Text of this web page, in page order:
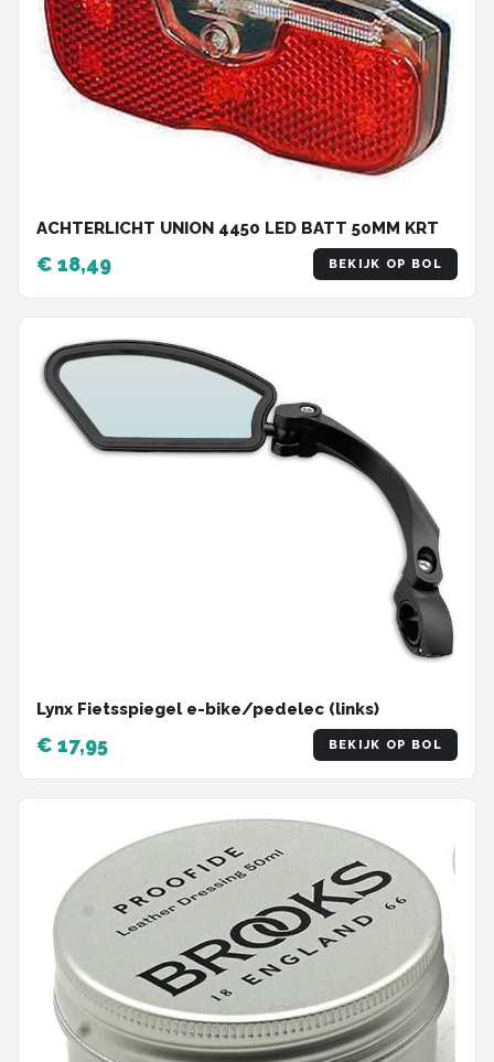
ACHTERLICHT UNION 4450 LED BATT 50MM KRT
€ 18,49 BEKIJK OP BOL
Lynx Fietsspiegel e-bike/pedelec (links)
€ 17,95 BEKIJK OP BOL